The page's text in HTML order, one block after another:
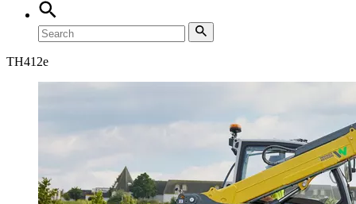
TH412e